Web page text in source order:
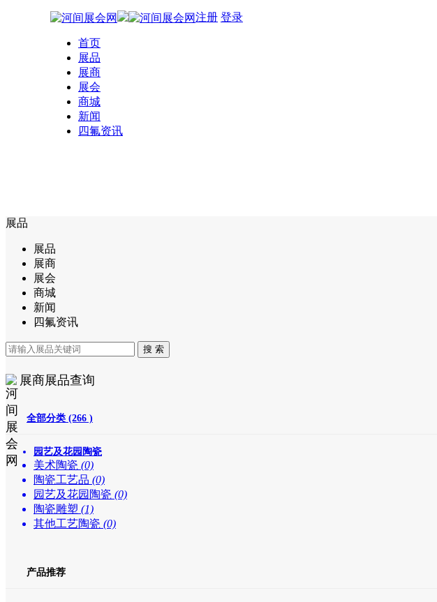
注册 登录
首页
展品
展商
展会
商城
新闻
四氟资讯
展品
展品
展商
展会
商城
新闻
四氟资讯
展商展品查询
全部分类 (266 )
园艺及花园陶瓷
美术陶瓷 (0)
陶瓷工艺品 (0)
园艺及花园陶瓷 (0)
陶瓷雕塑 (1)
其他工艺陶瓷 (0)
产品推荐